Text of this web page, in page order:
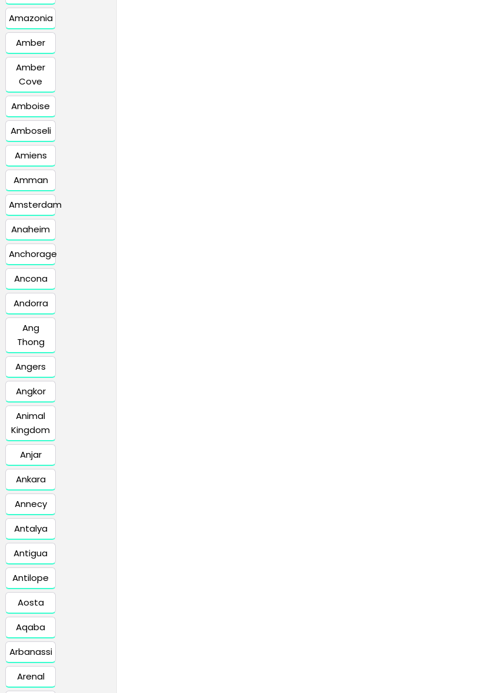
Amazonia
Amber
Amber
Cove
Amboise
Amboseli
Amiens
Amman
Amsterdam
Anaheim
Anchorage
Ancona
Andorra
Ang
Thong
Angers
Angkor
Animal
Kingdom
Anjar
Ankara
Annecy
Antalya
Antigua
Antilope
Aosta
Aqaba
Arbanassi
Arenal